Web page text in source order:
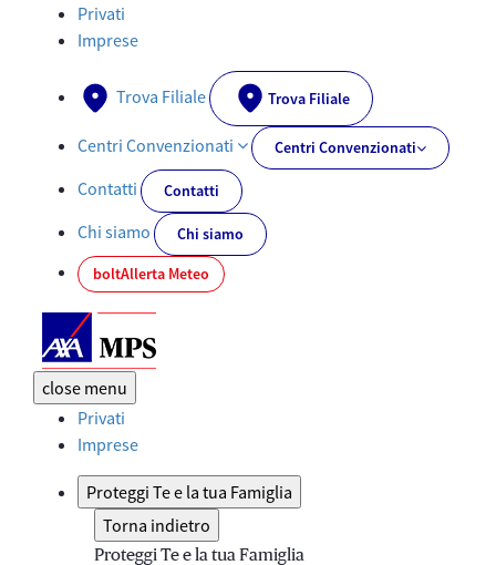
Assistenza Danni: contatti e supporto | AXA MPS - AXA-MPS.IT
Privati
Imprese
Trova Filiale Trova Filiale
Centri Convenzionati Centri Convenzionati
Contatti Contatti
Chi siamo
Chi siamo
boltAllerta Meteo
close menu
Privati
Imprese
Proteggi Te e la tua Famiglia
Torna indietro
Proteggi Te e la tua Famiglia